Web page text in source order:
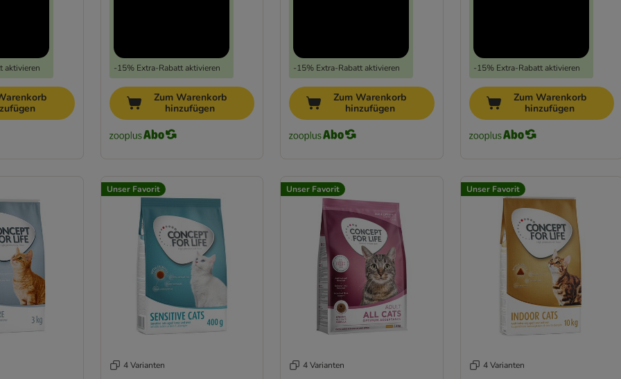
aktivieren -15% Extra-Rabatt aktivieren
Zum Warenkorb
hinzufügen
-15% Extra-Rabatt aktivieren
Zum Warenkorb
hinzufügen
-15% Extra-Rabatt aktivieren
Zum Warenkorb
hinzufügen
Unser Favorit
4 Varianten
Unser Favorit
4 Varianten
Unser Favorit
4 Varianten